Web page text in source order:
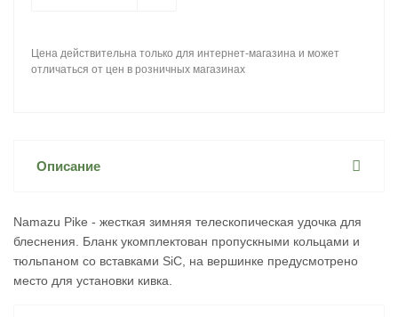
Цена действительна только для интернет-магазина и может
отличаться от цен в розничных магазинах
Описание
Namazu Pike - жесткая зимняя телескопическая удочка для
блеснения. Бланк укомплектован пропускными кольцами и
тюльпаном со вставками SiC, на вершинке предусмотрено
место для установки кивка.